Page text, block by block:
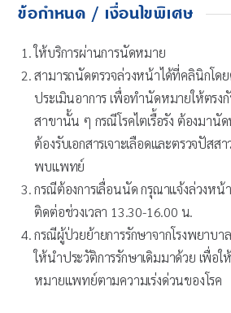
ข้อกำหนด / เงื่อนไขพิเศษ
ให้บริการผ่านการนัดหมาย
สามารถนัดตรวจล่วงหน้าได้ที่คลินิกโด
ประเมินอาการ เพื่อทำนัดหมายให้ตร
สาขานั้น ๆ กรณีโรคไตเรื้อรัง ต้องมานั
ต้องรับเอกสารเจาะเลือดและตรวจปัสส
พบแพทย์
กรณีต้องการเลื่อนนัด กรุณาแจ้งล่วงหน้
ติดต่อช่วงเวลา 13.30-16.00 น.
กรณีผู้ป่วยย้ายการรักษาจากโรงพยาบ
ให้นำประวัติการรักษาเดิมมาด้วย เพื่อ
หมายแพทย์ตามความเร่งด่วนของโรค